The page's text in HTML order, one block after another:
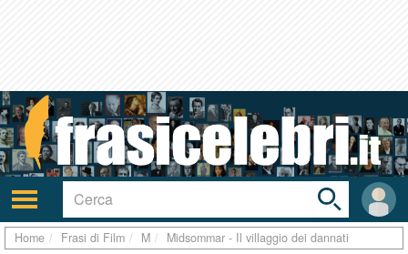
Attiva/disattiva
navigazione
User
area
Toggle
search
bar
Home Frasi di Film M Midsommar - Il villaggio dei dannati